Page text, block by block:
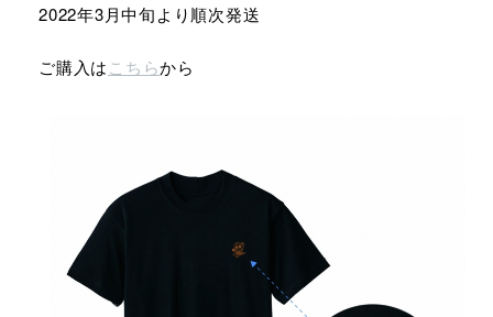
2022年3月中旬より順次発送
ご購入は こちらから